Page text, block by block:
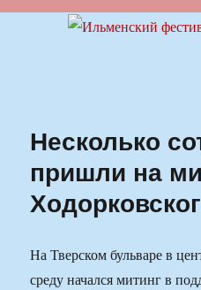
Ильменский
Несколько
пришли на
На Тверском бульваре в
среду начался митинг в